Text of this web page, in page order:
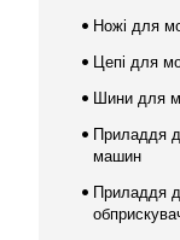
Ножі для
Цепі для
Шини для
Приладдя
машин
Приладдя